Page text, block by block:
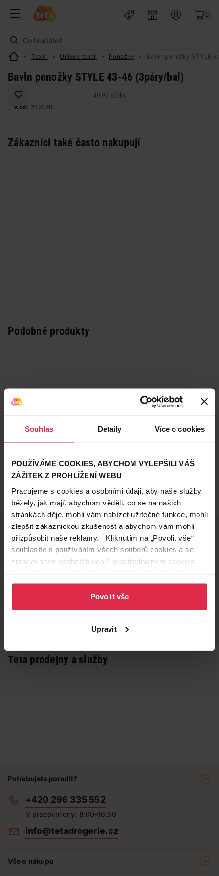
Souhlas Detaily Více o cookies
POUŽÍVÁME COOKIES, ABYCHOM VYLEPŠILI VÁŠ
ZÁŽITEK Z PROHLÍŽENÍ WEBU
Pracujeme s cookies a osobními údaji, aby naše služby
běžely, jak mají, abychom věděli, co se na našich
stránkách děje, mohli vám nabízet užitečné funkce, mohli
zlepšit zákaznickou zkušenost a abychom vám mohli
přizpůsobit naše reklamy. Kliknutím na „Povolit vše“
souhlasíte s používáním všech souborů cookies a se
zpracováním osobních údajů prostřednictvím cookies.
osobních údajů.
Povolit vše
Upravit
0
Textil Unisex textil Ponožky Bavln ponožky STYLE
Bavln ponožky STYLE 43-46 (3páry/bal)
49,97 Kč/ks
Kód: 252270
Zákazníci také často nakupují
Podobné produkty
Doručení zdarma
při nákupu nad 1 200 Kč
Věrnostní slevy
ušetřete s Teta klubem
Vyzvednutí na
Široká síť prodejen
Teta prodejny a služby
Potřebujete poradit?
+420 296 335 552
V pracovní dny: 8:00–16:30
info@tetadrogerie.cz
Vše o nákupu